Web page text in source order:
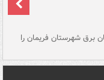
برق شهرستان فریمان را